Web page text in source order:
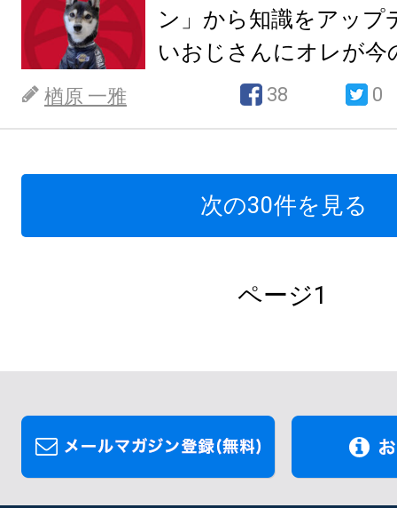
ン」から知識をアップ
いおじさんにオレが今
詳しく教えてあげる
楢原 一雅 38 0
次の30件を見る
ページ1